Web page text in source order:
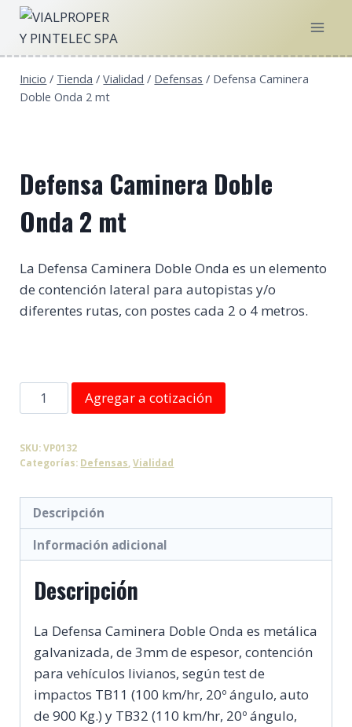
Saltar
contenido
Inicio / Tienda / Vialidad / Defensas / Defensa Caminera
Doble Onda 2 mt
Defensa Caminera Doble
Onda 2 mt
La Defensa Caminera Doble Onda es un elemento
de contención lateral para autopistas y/o
diferentes rutas, con postes cada 2 o 4 metros.
Defensa
Caminera
Onda
mt
cantidad
Agregar a cotización
SKU:VP0132
Categorías: Defensas ,Vialidad
Descripción
Información adicional
Descripción
La Defensa Caminera Doble Onda es metálica
galvanizada, de 3mm de espesor, contención
para vehículos livianos, según test de
impactos TB11 (100 km/hr, 20º ángulo, auto
de 900 Kg.) y TB32 (110 km/hr, 20º ángulo,